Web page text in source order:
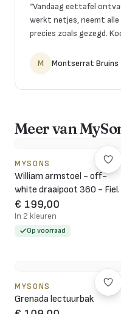
“Vandaag eettafel
werkt netjes, neemt alle
precies zoals gezegd.
M Montserrat Bruins
Meer van
MYSONS
William armstoel - off-
white draaipoot 360 - Field
- Hazel 170
€ 199,00
In 2 kleuren
Op voorraad
MYSONS
Grenada lectuurbak